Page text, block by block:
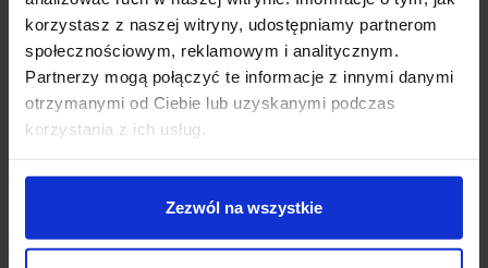
korzystasz z naszej witryny, udostępniamy partnerom
społecznościowym, reklamowym i analitycznym.
Partnerzy mogą połączyć te informacje z innymi danymi
otrzymanymi od Ciebie lub uzyskanymi podczas
korzystania z ich usług.
Zezwól na wszystkie
Zobacz także